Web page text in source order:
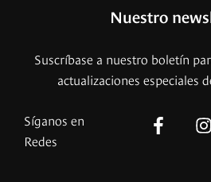
Nuestro
Suscríbase a nuestro boletín
actualizaciones especiales
Síganos en
Redes